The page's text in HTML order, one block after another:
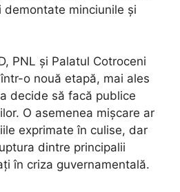
minciunile și
PNL și Palatul Cotroceni
o nouă etapă, mai ales
decide să facă publice
O asemenea mișcare ar
exprimate în culise, dar
dintre principalii
în criza guvernamentală.